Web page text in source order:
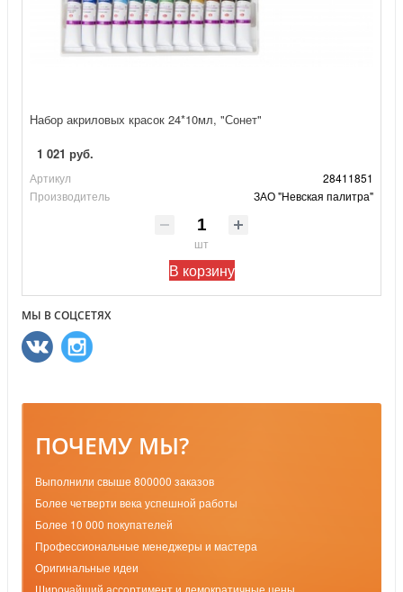
Набор акриловых красок 24*10мл, "Сонет"
1 021 руб.
Артикул
28411851
Производитель
ЗАО "Невская палитра"
шт
В корзину
МЫ В СОЦСЕТЯХ
ПОЧЕМУ МЫ?
Выполнили свыше 800000 заказов
Более четверти века успешной работы
Более 10 000 покупателей
Профессиональные менеджеры и мастера
Оригинальные идеи